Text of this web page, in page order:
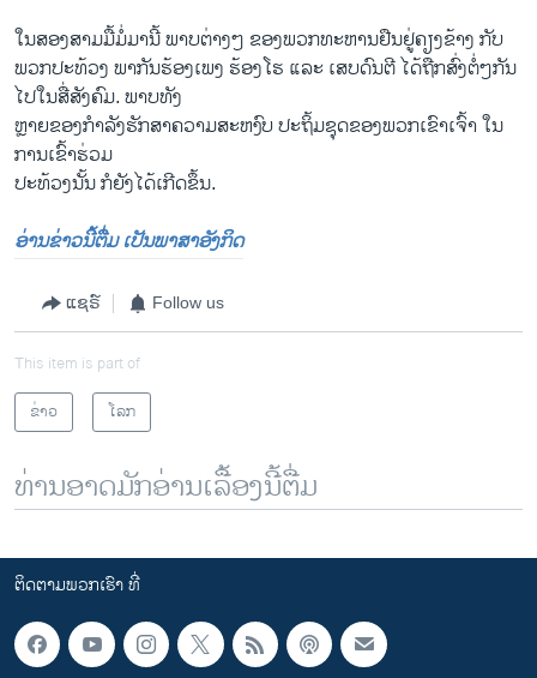
ໃນສອງສາມມື້ມໍ່ມານີ້ ພາບຕ່າງໆ ຂອງພວກທະຫານຢືນຢູ່ຄຽງຂ້າງ ກັບ
ພວກປະທ້ວງ ພາກັນຮ້ອງເພງ ຮ້ອງໂຮ ແລະ ເສບດົນຕີ ໄດ້ຖືກສົ່ງຕໍ່ໆກັນ
ໄປໃນສື່ສັງຄົມ. ພາບທັງ
ຫຼາຍຂອງກຳລັງຮັກສາຄວາມສະຫງົບ ປະຖິ້ມຊຸດຂອງພວກເຂົາເຈົ້າ ໃນ
ການເຂົ້າຮ່ວມ
ປະທ້ວງນັ້ນ ກໍຍັງໄດ້ເກີດຂຶ້ນ.
ອ່ານຂ່າວນີ້ຕື່ມ ເປັນພາສາອັງກິດ
ແຊຣ໌ Follow us
This item is part of
ຂ່າວ
ໂລກ
ທ່ານອາດມັກອ່ານເລື້ອງນີ້ຕື່ມ
ຕິດຕາມພວກເຮົາ ທີ່